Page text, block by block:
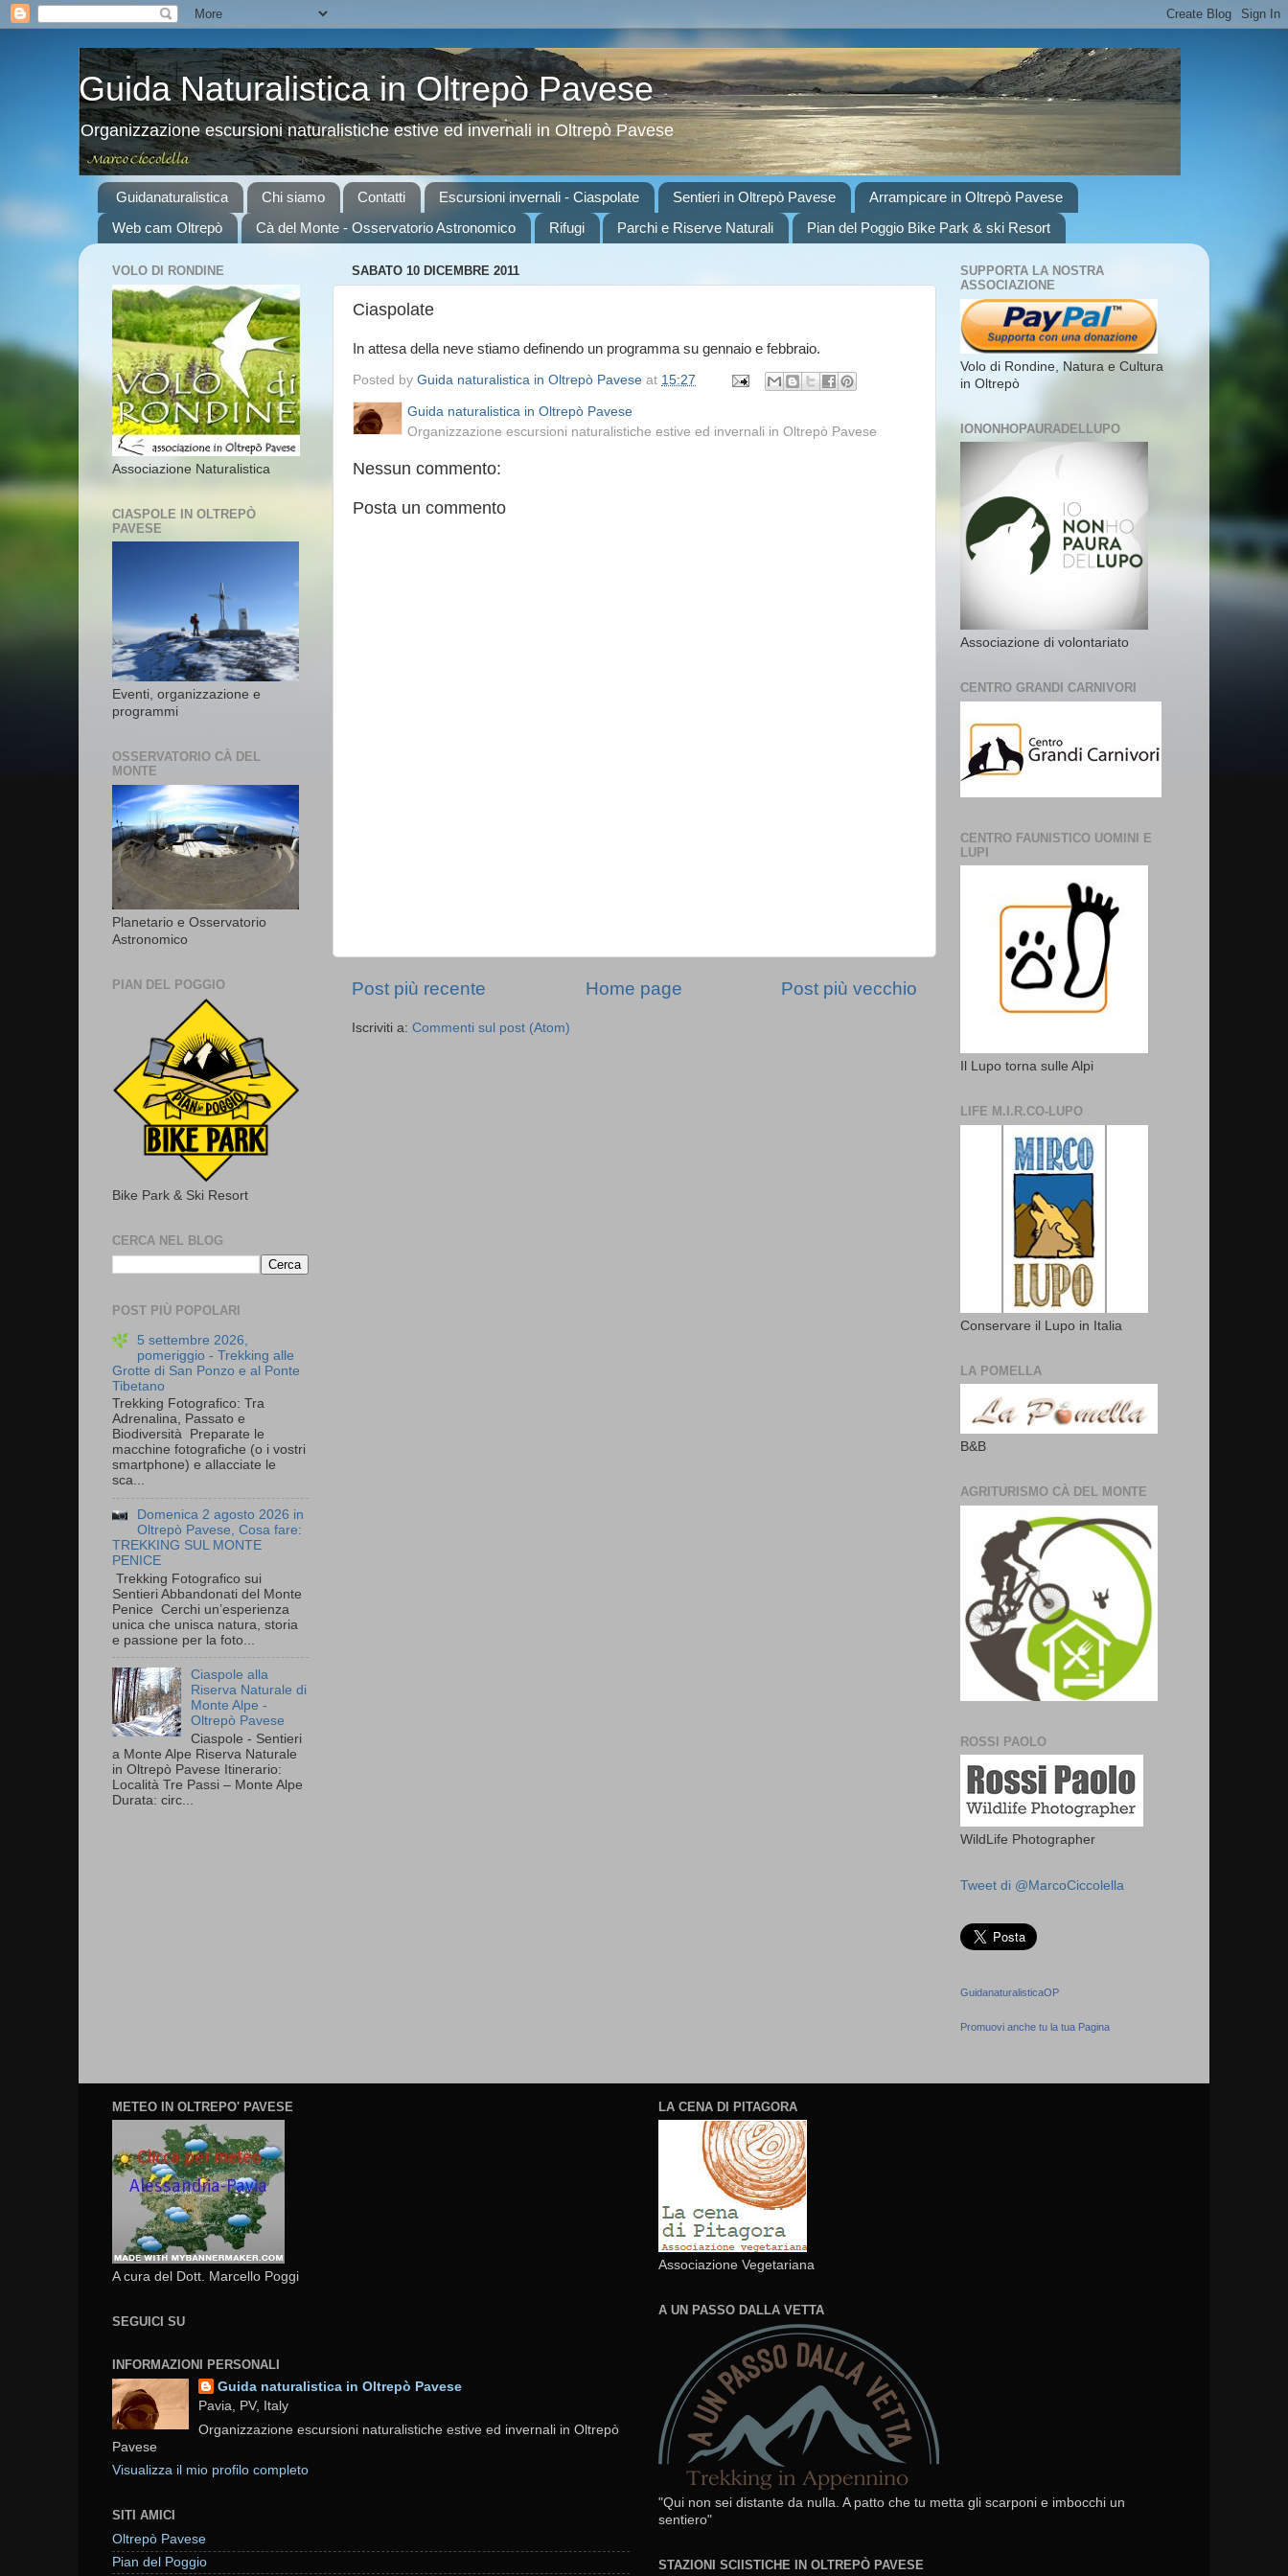
Guida Naturalistica in Oltrepò Pavese
Organizzazione escursioni naturalistiche estive ed invernali in Oltrepò Pavese
Guidanaturalistica Chi siamo Contatti Escursioni invernali - Ciaspolate Sentieri in Oltrepò Pavese
Arrampicare in Oltrepò Pavese
Web cam Oltrepò
Cà del Monte - Osservatorio Astronomico Rifugi Parchi e Riserve Naturali Pian del Poggio Bike Park & ski Resort
SABATO 10 DICEMBRE 2011
Ciaspolate
In attesa della neve stiamo definendo un programma su gennaio e febbraio.
Posted by Guida naturalistica in Oltrepò Pavese at 15:27
Guida naturalistica in Oltrepò Pavese
Organizzazione escursioni naturalistiche estive ed invernali in Oltrepò Pavese
Nessun commento:
Posta un commento
Post più recente Post più vecchio
Home page
Iscriviti a: Commenti sul post (Atom)
VOLO DI RONDINE
Associazione Naturalistica
CIASPOLE IN OLTREPÒ
PAVESE
Eventi, organizzazione e
programmi
OSSERVATORIO CÀ DEL
MONTE
Planetario e Osservatorio
Astronomico
PIAN DEL POGGIO
Bike Park & Ski Resort
CERCA NEL BLOG
POST PIÙ POPOLARI
5 settembre 2026,
pomeriggio - Trekking alle
Grotte di San Ponzo e al Ponte
Tibetano
Trekking Fotografico: Tra
Adrenalina, Passato e
Biodiversità Preparate le
macchine fotografiche (o i vostri
smartphone) e allacciate le
sca...
Domenica 2 agosto 2026 in
Oltrepò Pavese, Cosa fare:
TREKKING SUL MONTE
PENICE
Trekking Fotografico sui
Sentieri Abbandonati del Monte
Penice Cerchi un’esperienza
unica che unisca natura, storia
e passione per la foto...
Ciaspole alla
Riserva Naturale di
Monte Alpe -
Oltrepò Pavese
Ciaspole - Sentieri
a Monte Alpe Riserva Naturale
in Oltrepò Pavese Itinerario:
Località Tre Passi – Monte Alpe
Durata: circ...
SUPPORTA LA NOSTRA
ASSOCIAZIONE
Volo di Rondine, Natura e Cultura
in Oltrepò
IONONHOPAURADELLUPO
Associazione di volontariato
CENTRO GRANDI CARNIVORI
CENTRO FAUNISTICO UOMINI E
LUPI
Il Lupo torna sulle Alpi
LIFE M.I.R.CO-LUPO
Conservare il Lupo in Italia
LA POMELLA
B&B
AGRITURISMO CÀ DEL MONTE
ROSSI PAOLO
WildLife Photographer
Tweet di @MarcoCiccolella
GuidanaturalisticaOP
Promuovi anche tu la tua Pagina
METEO IN OLTREPO' PAVESE
A cura del Dott. Marcello Poggi
SEGUICI SU
INFORMAZIONI PERSONALI
Guida naturalistica in Oltrepò Pavese
Pavia, PV, Italy
Organizzazione escursioni naturalistiche estive ed invernali in Oltrepò
Pavese
Visualizza il mio profilo completo
SITI AMICI
Oltrepò Pavese
Pian del Poggio
LA CENA DI PITAGORA
Associazione Vegetariana
A UN PASSO DALLA VETTA
"Qui non sei distante da nulla. A patto che tu metta gli scarponi e imbocchi un
sentiero"
STAZIONI SCIISTICHE IN OLTREPÒ PAVESE